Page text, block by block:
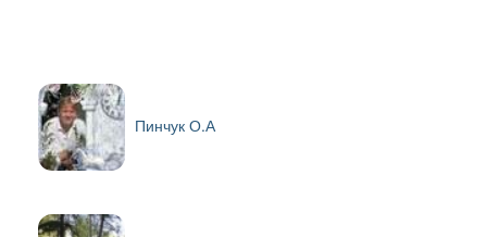
Пинчук О.А